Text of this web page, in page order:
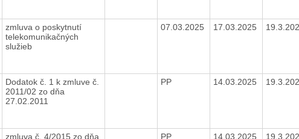
zmluva o poskytnutí
telekomunikačných
služieb
07.03.2025 17.03.2025
Dodatok č. 1 k zmluve č.
2011/02 zo dňa
27.02.2011
PP 14.03.2025
zmluva č. 4/2015 zo dňa
PP 14.03.2025